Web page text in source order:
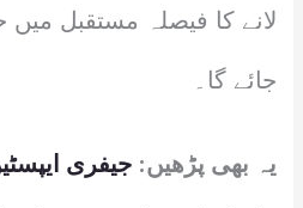
لانے کا فیصلہ مستقبل میں
جائے گا۔
یہ بھی پڑھیں: جیفری